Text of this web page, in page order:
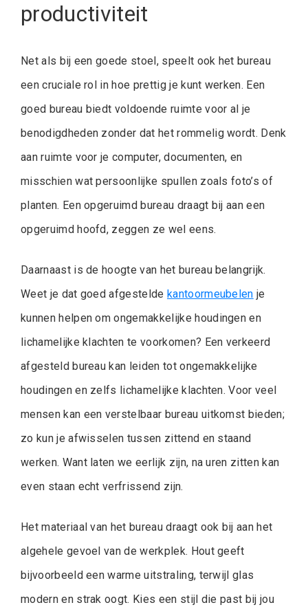
productiviteit
Net als bij een goede stoel, speelt ook het bureau
een cruciale rol in hoe prettig je kunt werken. Een
goed bureau biedt voldoende ruimte voor al je
benodigdheden zonder dat het rommelig wordt. Denk
aan ruimte voor je computer, documenten, en
misschien wat persoonlijke spullen zoals foto’s of
planten. Een opgeruimd bureau draagt bij aan een
opgeruimd hoofd, zeggen ze wel eens.
Daarnaast is de hoogte van het bureau belangrijk.
Weet je dat goed afgestelde kantoormeubelen je
kunnen helpen om ongemakkelijke houdingen en
lichamelijke klachten te voorkomen? Een verkeerd
afgesteld bureau kan leiden tot ongemakkelijke
houdingen en zelfs lichamelijke klachten. Voor veel
mensen kan een verstelbaar bureau uitkomst bieden;
zo kun je afwisselen tussen zittend en staand
werken. Want laten we eerlijk zijn, na uren zitten kan
even staan echt verfrissend zijn.
Het materiaal van het bureau draagt ook bij aan het
algehele gevoel van de werkplek. Hout geeft
bijvoorbeeld een warme uitstraling, terwijl glas
modern en strak oogt. Kies een stijl die past bij jou